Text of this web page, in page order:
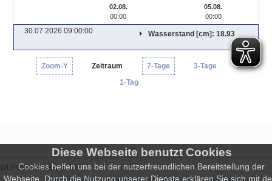
02.08.
00:00
05.08.
00:00
30.07.2026 09:00:00 Wasserstand [cm]: 18.93
Zoom-Y Zeitraum 7-Tage
3-Tage
1-Tag
WUPPERVERBAND.DE
Diese Webseite benutzt Cookies
Cookies helfen uns bei der nutzerfreundlichen Bereitstellung der
Webseite. Durch die Nutzung unserer Dienste erklären Sie sich mit